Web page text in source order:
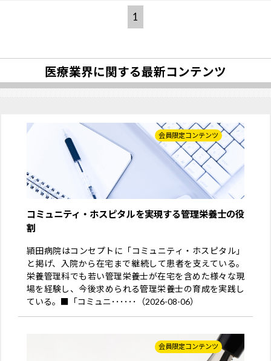
1
医療業界に関する最新コンテンツ
会員限定コンテンツ
コミュニティ・ホスピタルを実現する管理栄養士の役
割
頴田病院はコンセプトに「コミュニティ・ホスピタル」
と掲げ、入院から在宅まで継続して患者を支えている。
栄養管理科でも若い管理栄養士が在宅を含めた様々な現
場を経験し、今後求められる管理栄養士の育成を実践し
ている。■「コミュニ･･････（2026-08-06）
会員限定コンテンツ